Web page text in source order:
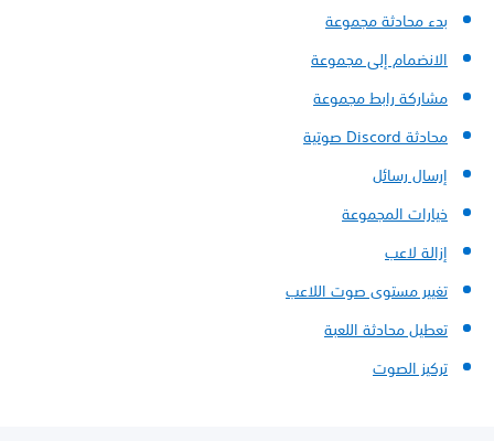
بدء محادثة مجموعة
الانضمام إلى مجموعة
مشاركة رابط مجموعة
محادثة Discord صوتية
إرسال رسائل
خيارات المجموعة
إزالة لاعب
تغيير مستوى صوت اللاعب
تعطيل محادثة اللعبة
تركيز الصوت